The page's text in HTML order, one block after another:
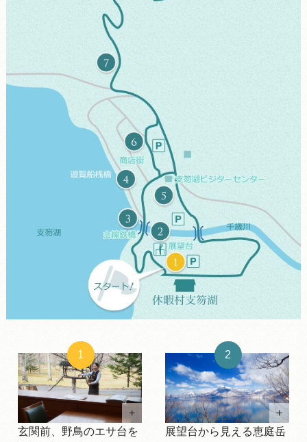
+
玄関前、野鳥のエサ台を
1
+
展望台から見える恵庭岳
2